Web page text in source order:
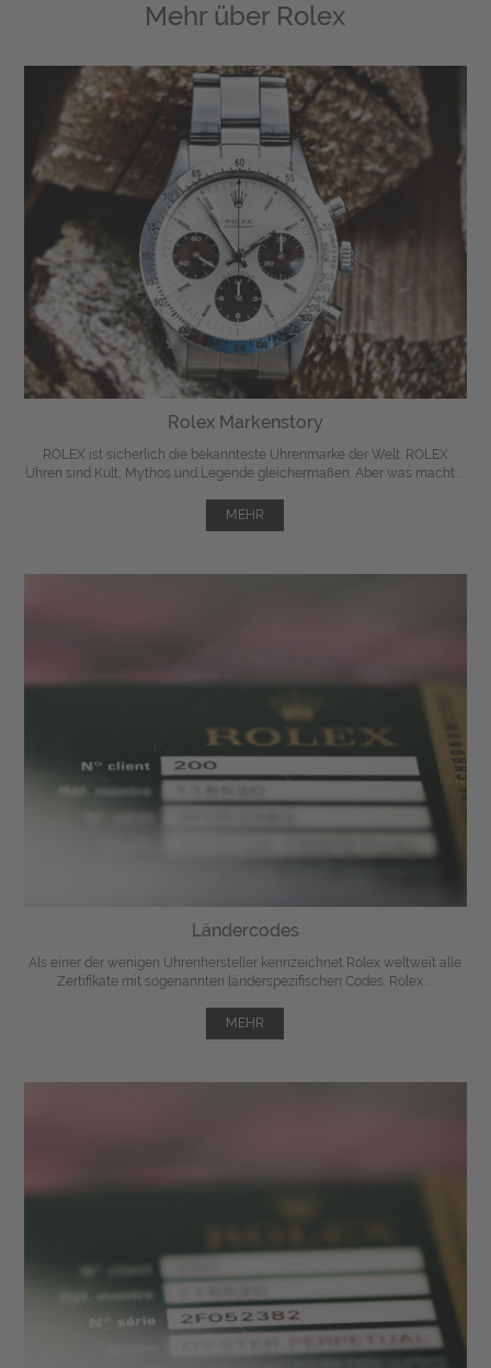
Mehr über Rolex
Rolex Markenstory
ROLEX ist sicherlich die bekannteste Uhrenmarke der Welt. ROLEX
Uhren sind Kult, Mythos und Legende gleichermaßen. Aber was macht ...
MEHR
Ländercodes
Als einer der wenigen Uhrenhersteller kennzeichnet Rolex weltweit alle
Zertifikate mit sogenannten länderspezifischen Codes. Rolex ...
MEHR